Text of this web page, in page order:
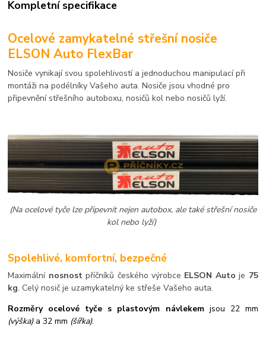
Kompletní specifikace
Ocelové zamykatelné střešní nosiče
ELSON Auto FlexBar
Nosiče vynikají svou spolehlivostí a jednoduchou manipulací při
montáži na podélníky Vašeho auta. Nosiče jsou vhodné pro
připevnění střešního autoboxu, nosičů kol nebo nosičů lyží.
(Na ocelové tyče lze připevnit nejen autobox, ale také střešní nosiče
kol nebo lyží)
Spolehlivé, komfortní, bezpečné
Maximální nosnostpříčníků českého výrobce ELSON Autoje 75
kg. Celý nosič je uzamykatelný ke střeše Vašeho auta.
Rozměry ocelové tyče s plastovým návlekemjsou 22 mm
(výška)a 32 mm (šířka).